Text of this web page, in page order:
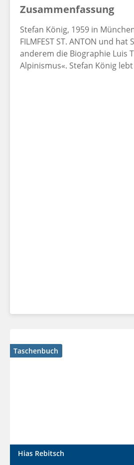
hundert Jahre bewegter
für die Geschichte des 20.
zum »König der Berge«- Eine
Erzähler und
dieser Biographie aus - sie
unterhaltsam erzähltes
Zusammenfassung
Stefan König, 1959 in
FILMFEST ST. ANTON und
anderem die Biographie Luis
Alpinismus«. Stefan König
Taschenbuch
Hias Rebitsch